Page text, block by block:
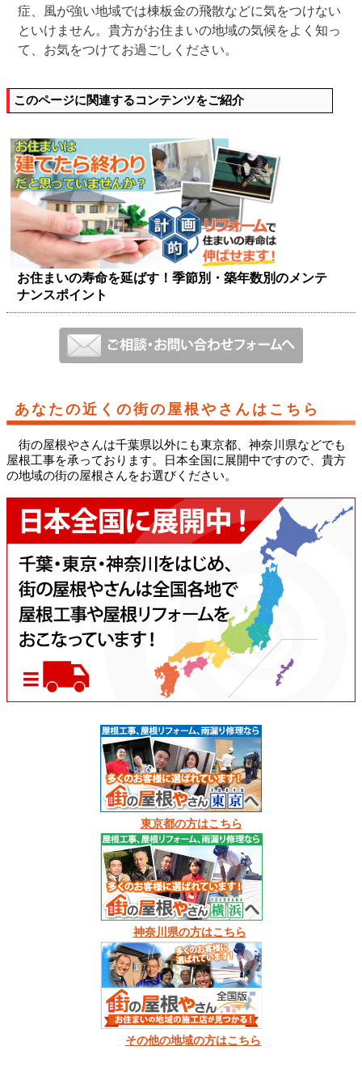
症、風が強い地域では棟板金の飛散などに気をつけない
といけません。貴方がお住まいの地域の気候をよく知っ
て、お気をつけてお過ごしください。
このページに関連するコンテンツをご紹介
お住まいの寿命を延ばす！季節別・築年数別のメンテ
ナンスポイント
あなたの近くの街の屋根やさんはこちら
街の屋根やさんは千葉県以外にも東京都、神奈川県などでも
屋根工事を承っております。日本全国に展開中ですので、貴方
の地域の街の屋根さんをお選びください。
東京都の方はこちら
神奈川県の方はこちら
その他の地域の方はこちら